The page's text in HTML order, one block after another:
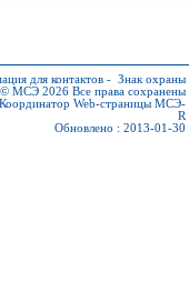
для контактов - Знак охраны
© МСЭ 2026 Все права сохранены
Координатор Web-страницы МСЭ-
R
Обновлено : 2013-01-30